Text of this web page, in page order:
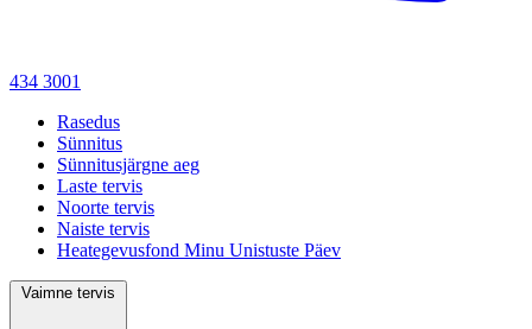
434 3001
Rasedus
Sünnitus
Sünnitusjärgne aeg
Laste tervis
Noorte tervis
Naiste tervis
Heategevusfond Minu Unistuste Päev
Vaimne tervis